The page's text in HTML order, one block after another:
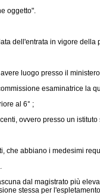
oggetto".
dell'entrata in vigore
luogo presso il
esaminatrice la
al 6° ;
ovvero presso un
abbiano i medesimi
dal magistrato più
stessa per